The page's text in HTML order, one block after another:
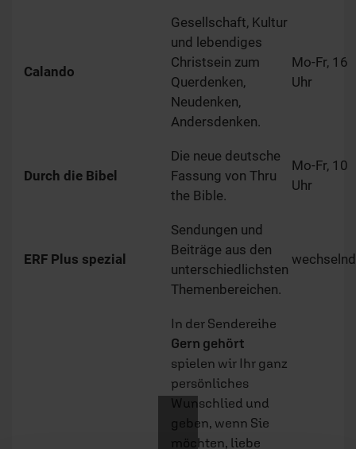
Calando
Gesellschaft, Kultur
und lebendiges
Christsein zum
Querdenken,
Neudenken,
Andersdenken.
Mo-Fr, 16
Uhr
Durch die Bibel
Die neue deutsche
Fassung von Thru
the Bible.
Mo-Fr, 10
Uhr
ERF Plus spezial
Sendungen und
Beiträge aus den
unterschiedlichsten
Themenbereichen.
wechselnd
In der Sendereihe
Gern gehört
spielen wir Ihr ganz
persönliches
Wunschlied und
geben, wenn Sie
möchten, liebe